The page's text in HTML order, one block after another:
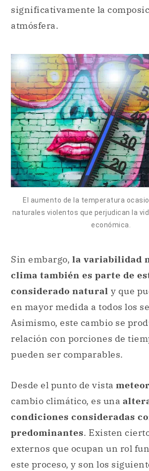
significativamente la
atmósfera.
El aumento de la temperatura
naturales violentos que perjudican la
económica.
Sin embargo, la variabilidad
clima también es parte de
considerado natural y que
en mayor medida a todos los
Asimismo, este cambio se
relación con porciones de
pueden ser comparables.
Desde el punto de vista
cambio climático, es una
condiciones consideradas
predominantes. Existen
externos que ocupan un rol
este proceso, y son los